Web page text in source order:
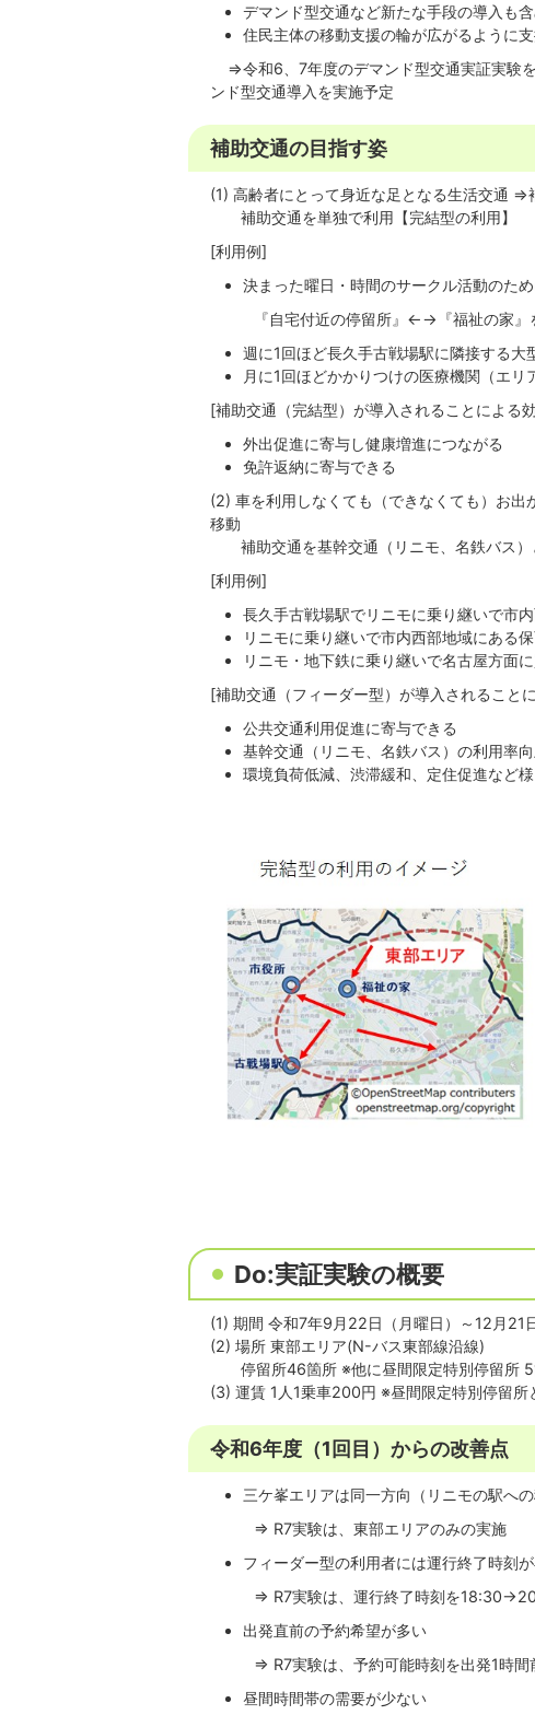
デマンド型交通など新たな手段の導入も
住民主体の移動支援の輪が広がるように支
⇒令和6、7年度のデマンド型交通実証実験
ンド型交通導入を実施予定
補助交通の目指す姿
(1) 高齢者にとって身近な足となる生活交通 ⇒
補助交通を単独で利用【完結型の利用】
[利用例]
決まった曜日・時間のサークル活動のため
『自宅付近の停留所』←→『福祉の家』
週に1回ほど長久手古戦場駅に隣接する大
月に1回ほどかかりつけの医療機関（エリ
[補助交通（完結型）が導入されることによる
外出促進に寄与し健康増進につながる
免許返納に寄与できる
(2) 車を利用しなくても（できなくても）お
移動
補助交通を基幹交通（リニモ、名鉄バス）
[利用例]
長久手古戦場駅でリニモに乗り継いで市
リニモに乗り継いで市内西部地域にある
リニモ・地下鉄に乗り継いで名古屋方面
[補助交通（フィーダー型）が導入されること
公共交通利用促進に寄与できる
基幹交通（リニモ、名鉄バス）の利用率
環境負荷低減、渋滞緩和、定住促進など
Do:実証実験の概要
(1) 期間 令和7年9月22日（月曜日）～12月21
(2) 場所 東部エリア(N-バス東部線沿線)
停留所46箇所 ※他に昼間限定特別停留所 5
(3) 運賃 1人1乗車200円 ※昼間限定特別停留所
令和6年度（1回目）からの改善点
三ケ峯エリアは同一方向（リニモの駅へ
⇒ R7実験は、東部エリアのみの実施
フィーダー型の利用者には運行終了時刻
⇒ R7実験は、運行終了時刻を
出発直前の予約希望が多い
⇒ R7実験は、予約可能時刻を出発1時間
昼間時間帯の需要が少ない